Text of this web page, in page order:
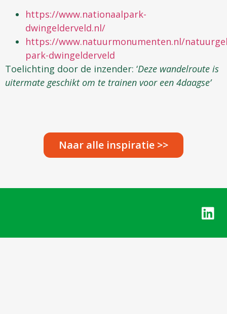
https://www.nationaalpark-
dwingelderveld.nl/
https://www.natuurmonumenten.nl/
park-dwingelderveld
Toelichting door de inzender: ‘Deze wandelroute is
uitermate geschikt om te trainen voor een 4daagse’
Naar alle inspiratie >>